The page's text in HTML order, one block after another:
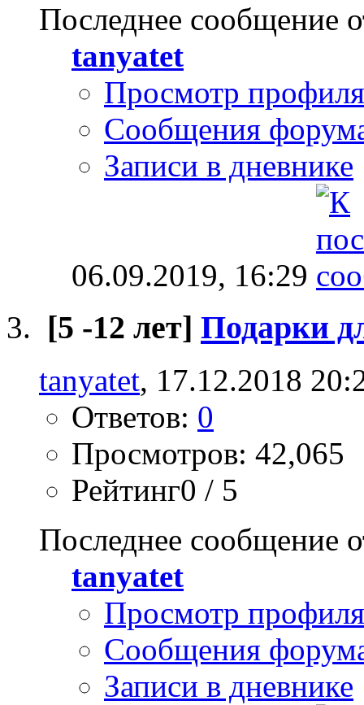
Последнее сообщение
tanyatet
Просмотр профиля
Сообщения
Записи в дневнике
06.09.2019, 16:29
[5 -12 лет] Подарки
tanyatet, 17.12.2018
Ответов: 0
Просмотров: 42,065
Рейтинг0 / 5
Последнее сообщение
tanyatet
Просмотр профиля
Сообщения
Записи в дневнике